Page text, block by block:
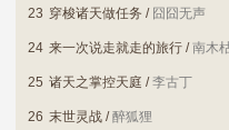
23 穿梭诸天做任务 / 囧囧无声
24 来一次说走就走的旅行 /南木
25 诸天之掌控天庭 /李古丁
26 末世灵战 /醉狐狸